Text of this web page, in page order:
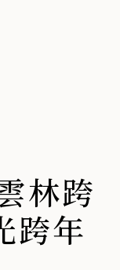
會《
.ᐟ.ᐟ 首波卡司
林跨
跨年